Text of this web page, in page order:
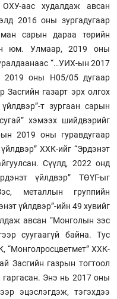
ОХУ-аас худалдаж авсан
2016 оны зургадугаар
сарын дараа төрийн
юм. Улмаар, 2019 оны
“…УИХ-ын 2017
2019 оны Н05/05 дугаар
Засгийн газарт эрх олгох
т зургаан сарын
хэмээх шийдвэрийг
2019 оны гуравдугаар
ХХК-ийг “Эрдэнэт
Сүүлд, 2022 онд
үйлдвэр” ТӨҮГ-ыг
металлын группийн
үйлдвэр”-ийн 49 хувийг
авсан “Монголын зэс
суугаагүй байна. Тус
“Монголросцветмет” ХХК-
Засгийн газрын тогтоол
гаргасан. Энэ нь 2017 оны
эцэслэгдэж, тэгэхдээ